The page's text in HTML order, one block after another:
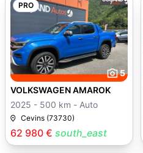
PRO
5
62 980 € south_east
VOLKSWAGEN AMAROK
2025 - 500 km - Auto
Cevins (73730)